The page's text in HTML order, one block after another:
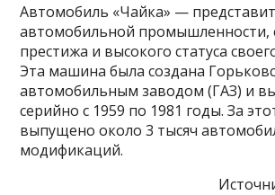
Автомобиль «Чайка» —
автомобильной промышленности,
престижа и высокого статуса
Эта машина была создана
автомобильным заводом (ГАЗ) и
серийно с 1959 по 1981 годы. За
выпущено около 3 тысяч
модификаций.